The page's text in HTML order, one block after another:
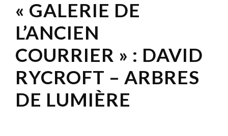
« GALERIE DE
L’ANCIEN
COURRIER » : DAVID
RYCROFT – ARBRES
DE LUMIÈRE